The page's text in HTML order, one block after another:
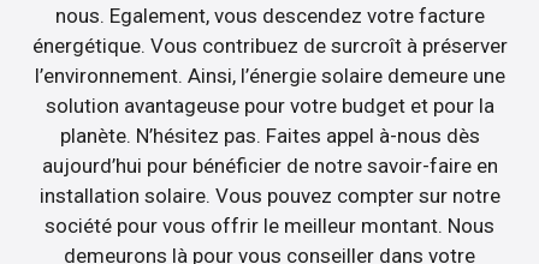
nous. Egalement, vous descendez votre facture
énergétique. Vous contribuez de surcroît à préserver
l’environnement. Ainsi, l’énergie solaire demeure une
solution avantageuse pour votre budget et pour la
planète. N’hésitez pas. Faites appel à-nous dès
aujourd’hui pour bénéficier de notre savoir-faire en
installation solaire. Vous pouvez compter sur notre
société pour vous offrir le meilleur montant. Nous
demeurons là pour vous conseiller dans votre